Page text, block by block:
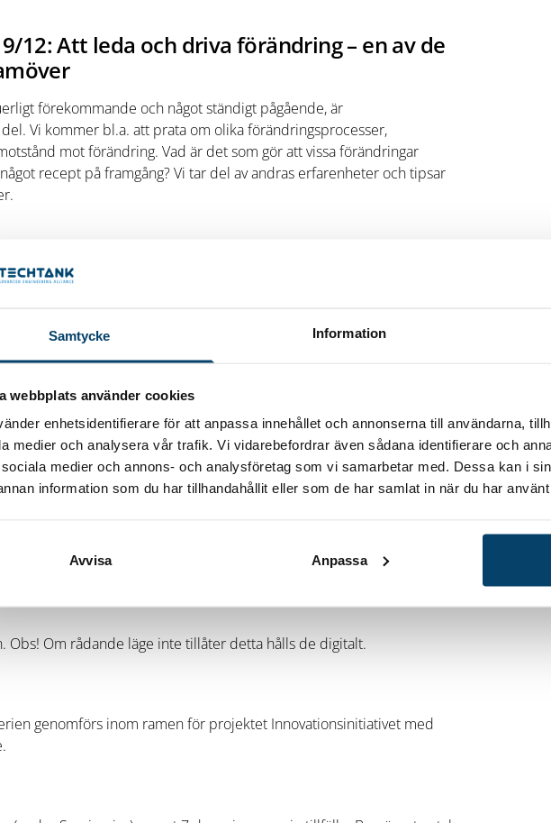
Samtycke Information
webbplats använder cookies
enhetsidentifierare för att anpassa innehållet och annonserna till användarna,
medier och analysera vår trafik. Vi vidarebefordrar även sådana identifierare och
medier och annons- och analysföretag som vi samarbetar med. Dessa kan i
information som du har tillhandahållit eller som de har samlat in när du har
Avvisa Anpassa
12: Att leda och driva förändring – en av de
förekommande och något ständigt pågående, är
Vi kommer bl.a. att prata om olika förändringsprocesser,
mot förändring. Vad är det som gör att vissa förändringar
recept på framgång? Vi tar del av andras erfarenheter och tipsar
är programansvarig för seminarieserien, har en bakgrund inom
och Axis Communications och driver sedan 10 år företaget
mentorsprogram för chefer, värdegrundsfrågor,
kompetensansvariga på industri- och teknikföretag.
Datum och tema: 17/9: Värdegrund och företagskultur 5/10:
blir hållbarhet en naturlig del i affärsstrategi och
hur svårt kan det egentligen vara? 9/12: Att leda och driva
framöver
Obs! Om rådande läge inte tillåter detta hålls de digitalt.
genomförs inom ramen för projektet Innovationsinitiativet med